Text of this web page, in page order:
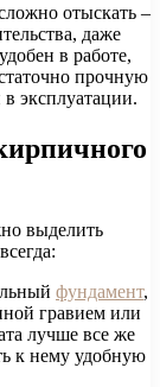
отыскать –
даже
в работе,
прочную
эксплуатации.
выделить
фундамент,
гравием или
лучше все же
к нему удобную